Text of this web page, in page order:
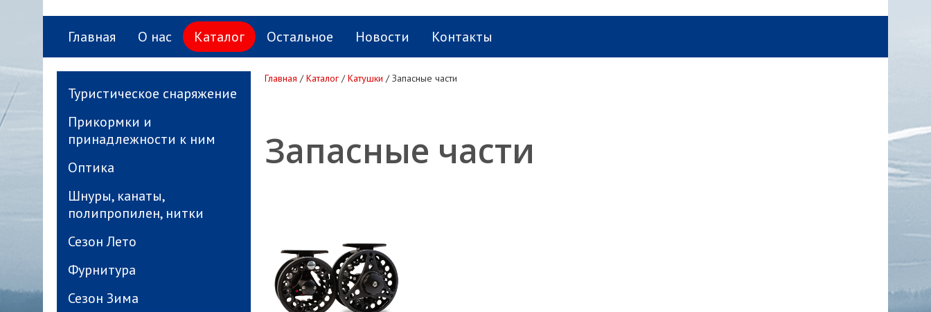
Главная О нас Каталог Остальное Новости Контакты
Туристическое снаряжение
Прикормки и
принадлежности к ним
Оптика
Шнуры, канаты,
полипропилен, нитки
Сезон Лето
Фурнитура
Сезон Зима
Главная /Каталог /Катушки /Запасные части
Запасные части